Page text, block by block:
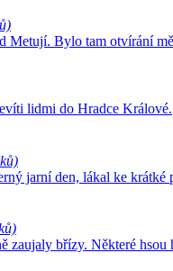
Metují. Bylo tam otvírání
lidmi do Hradce Králové.
jarní den, lákal ke
zaujaly břízy. Některé